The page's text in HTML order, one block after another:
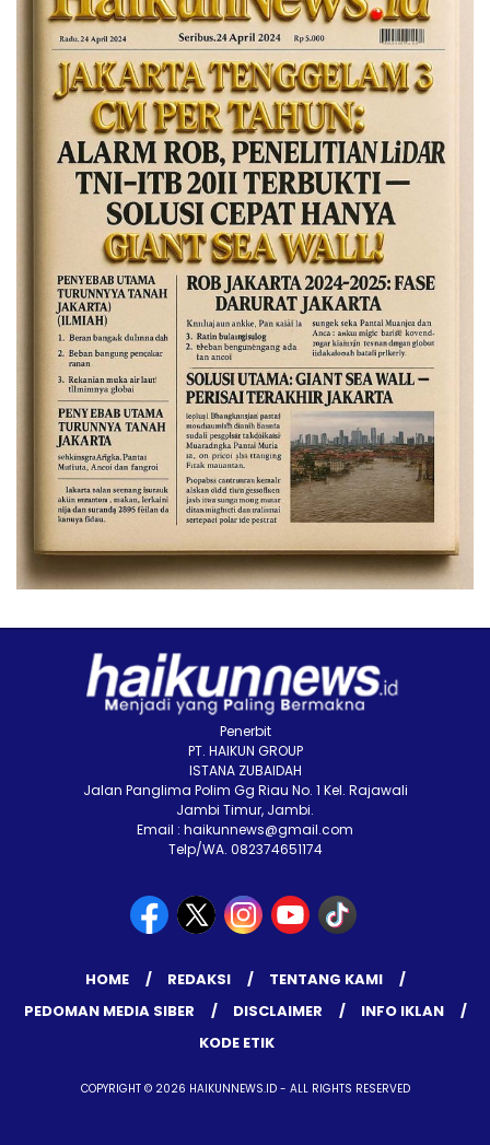
Penerbit
PT. HAIKUN GROUP
ISTANA ZUBAIDAH
Jalan Panglima Polim Gg Riau No. 1 Kel. Rajawali
Jambi Timur, Jambi.
Email : haikunnews@gmail.com
Telp/WA. 082374651174
HOME REDAKSI
TENTANG KAMI
PEDOMAN MEDIA SIBER
DISCLAIMER
INFO IKLAN
KODE ETIK
COPYRIGHT © 2026 HAIKUNNEWS.ID - ALL RIGHTS RESERVED